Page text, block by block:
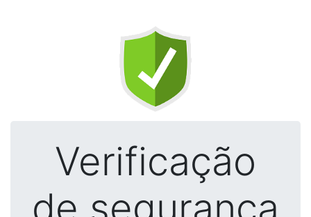
Verificação